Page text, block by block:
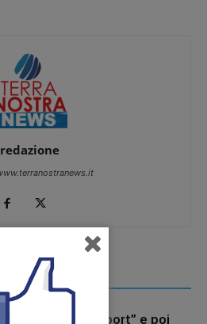
redazione
dello stesso autore
alla gogna da “Report” e poi